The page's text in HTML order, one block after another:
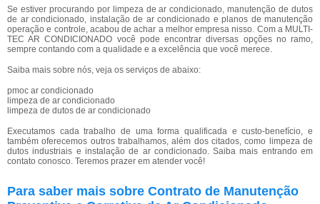
Se estiver procurando por limpeza de ar condicionado, manutenção de dutos
de ar condicionado, instalação de ar condicionado e planos de manutenção
operação e controle, acabou de achar a melhor empresa nisso. Com a MULTI-
TEC AR CONDICIONADO você pode encontrar diversas opções no ramo,
sempre contando com a qualidade e a excelência que você merece.
Saiba mais sobre nós, veja os serviços de abaixo:
pmoc ar condicionado
limpeza de ar condicionado
limpeza de dutos de ar condicionado
Executamos cada trabalho de uma forma qualificada e custo-benefício, e
também oferecemos outros trabalhamos, além dos citados, como limpeza de
dutos industriais e instalação de ar condicionado. Saiba mais entrando em
contato conosco. Teremos prazer em atender você!
Para saber mais sobre Contrato de Manutenção